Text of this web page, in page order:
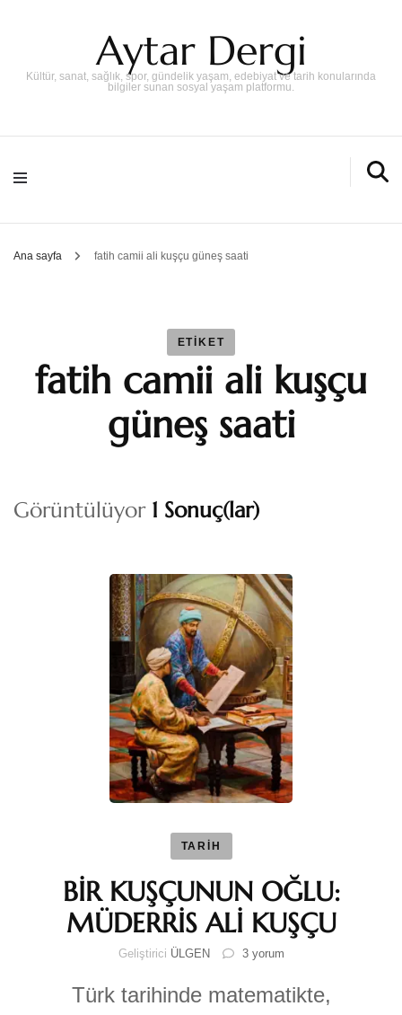
Aytar Dergi
Kültür, sanat, sağlık, spor, gündelik yaşam, edebiyat ve tarih konularında
bilgiler sunan sosyal yaşam platformu.
Ana sayfa fatih camii ali kuşçu güneş saati
ETIKET
fatih camii ali kuşçu
güneş saati
Görüntülüyor 1 Sonuç(lar)
TARİH
BİR KUŞÇUNUN OĞLU:
MÜDERRİS ALİ KUŞÇU
Geliştirici ÜLGEN
BİR
OĞLU:
MÜDERRİS
3 yorum
Türk tarihinde matematikte,